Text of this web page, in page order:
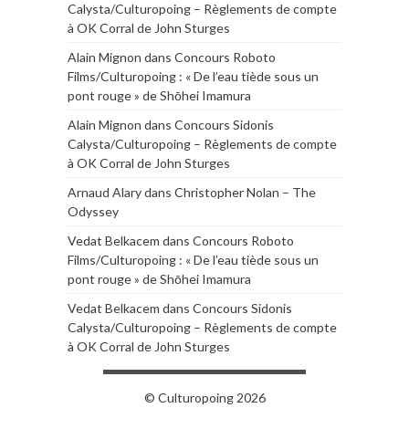
Calysta/Culturopoing – Règlements de compte
à OK Corral de John Sturges
Alain Mignon dans Concours Roboto
Films/Culturopoing : « De l’eau tiède sous un
pont rouge » de Shōhei Imamura
Alain Mignon dans Concours Sidonis
Calysta/Culturopoing – Règlements de compte
à OK Corral de John Sturges
Arnaud Alarydans Christopher Nolan – The
Odyssey
Vedat Belkacem dans Concours Roboto
Films/Culturopoing : « De l’eau tiède sous un
pont rouge » de Shōhei Imamura
Vedat Belkacem dans Concours Sidonis
Calysta/Culturopoing – Règlements de compte
à OK Corral de John Sturges
© Culturopoing 2026